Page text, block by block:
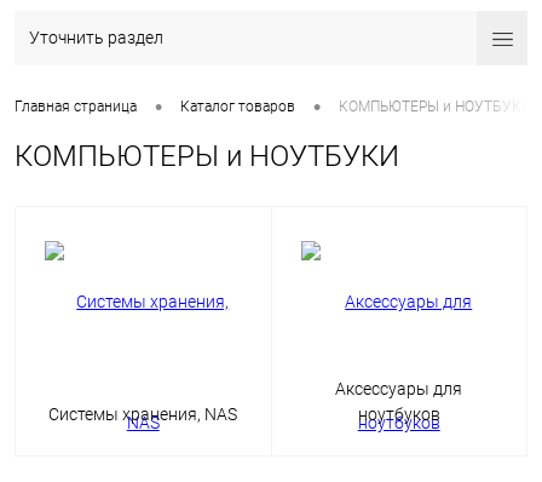
Уточнить раздел
Главная страница • Каталог товаров • КОМПЬЮТЕРЫ и НОУТБУКИ
КОМПЬЮТЕРЫ и НОУТБУКИ
Системы хранения, NAS
Аксессуары для
ноутбуков